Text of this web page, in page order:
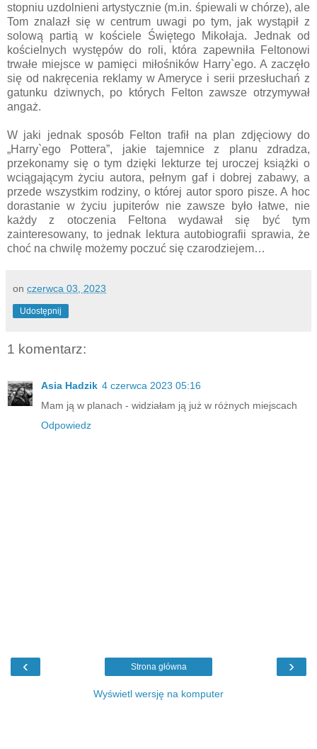
stopniu uzdolnieni artystycznie (m.in. śpiewali w chórze), ale
Tom znalazł się w centrum uwagi po tym, jak wystąpił z
solową partią w kościele Świętego Mikołaja. Jednak od
kościelnych występów do roli, która zapewniła Feltonowi
trwałe miejsce w pamięci miłośników Harry`ego. A zaczęło
się od nakręcenia reklamy w Ameryce i serii przesłuchań z
gatunku dziwnych, po których Felton zawsze otrzymywał
angaż.
W jaki jednak sposób Felton trafił na plan zdjęciowy do
„Harry`ego Pottera”, jakie tajemnice z planu zdradza,
przekonamy się o tym dzięki lekturze tej uroczej książki o
wciągającym życiu autora, pełnym gaf i dobrej zabawy, a
przede wszystkim rodziny, o której autor sporo pisze. A hoc
dorastanie w życiu jupiterów nie zawsze było łatwe, nie
każdy z otoczenia Feltona wydawał się być tym
zainteresowany, to jednak lektura autobiografii sprawia, że
choć na chwilę możemy poczuć się czarodziejem…
on czerwca 03, 2023
Udostępnij
1 komentarz:
Asia Hadzik 4 czerwca 2023 05:16
Mam ją w planach - widziałam ją już w różnych miejscach
Odpowiedz
‹ ›
Strona główna
Wyświetl wersję na komputer